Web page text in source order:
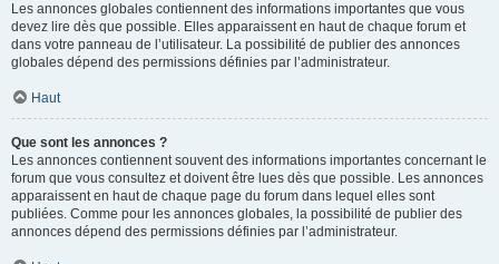
Les annonces globales contiennent des informations importantes que vous
devez lire dès que possible. Elles apparaissent en haut de chaque forum et
dans votre panneau de l’utilisateur. La possibilité de publier des annonces
globales dépend des permissions définies par l’administrateur.
Haut
Que sont les annonces ?
Les annonces contiennent souvent des informations importantes concernant le
forum que vous consultez et doivent être lues dès que possible. Les annonces
apparaissent en haut de chaque page du forum dans lequel elles sont
publiées. Comme pour les annonces globales, la possibilité de publier des
annonces dépend des permissions définies par l’administrateur.